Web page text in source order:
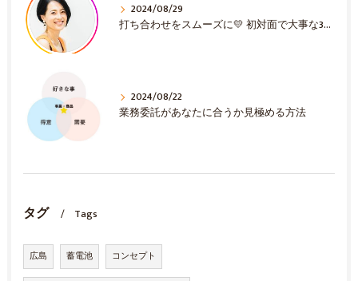
2024/08/29
打ち合わせをスムーズに💛 初対面で大事な3選！
2024/08/22
業務委託があなたに合うか見極める方法
タグ Tags
広島 蓄電池 コンセプト